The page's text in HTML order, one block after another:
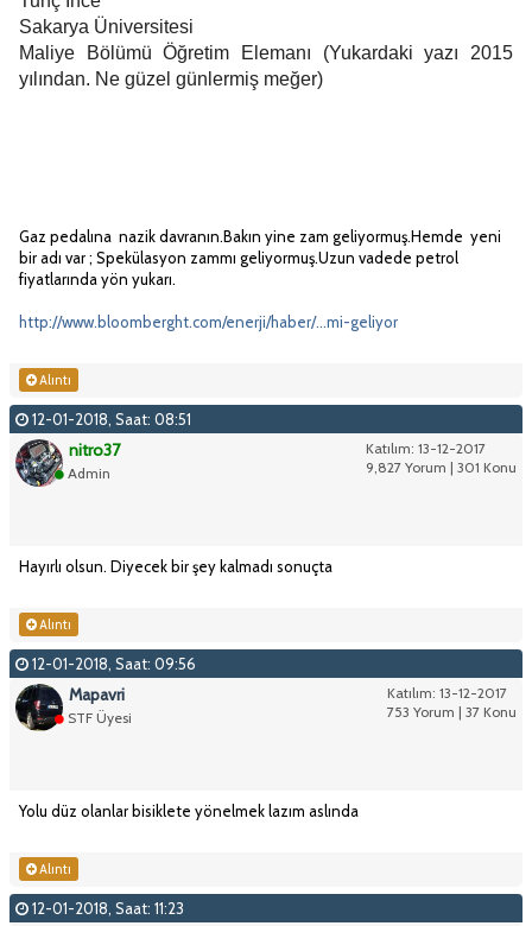
Sakarya Üniversitesi
Maliye Bölümü Öğretim Elemanı (Yukardaki yazı 2015
yılından. Ne güzel günlermiş meğer)
Gaz pedalına nazik davranın.Bakın yine zam geliyormuş.Hemde yeni
bir adı var ; Spekülasyon zammı geliyormuş.Uzun vadede petrol
fiyatlarında yön yukarı.
http://www.bloomberght.com/enerji/haber/...mi-geliyor
Alıntı
12-01-2018, Saat: 08:51
Katılım: 13-12-2017
9,827 Yorum | 301 Konu
nitro37
Admin
Hayırlı olsun. Diyecek bir şey kalmadı sonuçta
Alıntı
12-01-2018, Saat: 09:56
Katılım: 13-12-2017
753 Yorum | 37 Konu
Mapavri
STF Üyesi
Yolu düz olanlar bisiklete yönelmek lazım aslında
Alıntı
12-01-2018, Saat: 11:23